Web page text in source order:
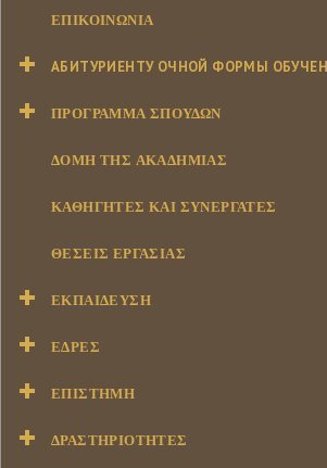
ΕΠΙΚΟΙΝΩΝΊΑ
АБИТУРИЕНТУ ОЧНОЙ ФОРМЫ
ΠΡΌΓΡΑΜΜΑ ΣΠΟΥΔΏΝ
ΔΟΜΉ ΤΗΣ ΑΚΑΔΗΜΊΑΣ
ΚΑΘΗΓΗΤΈΣ ΚΑΙ ΣΥΝΕΡΓΆΤΕΣ
ΘΈΣΕΙΣ ΕΡΓΑΣΊΑΣ
ΕΚΠΑΊΔΕΥΣΗ
ΕΔΡΕΣ
ΕΠΙΣΤΉΜΗ
ΔΡΑΣΤΗΡΙΌΤΗΤΕΣ